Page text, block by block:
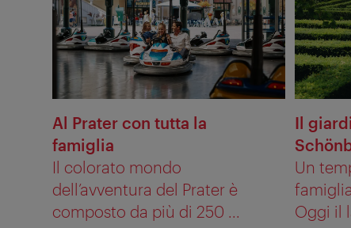
Al Prater con tutta la
famiglia
Il colorato mondo
dell’avventura del Prater è
composto da più di 250 ...
Il
Un
Oggi il